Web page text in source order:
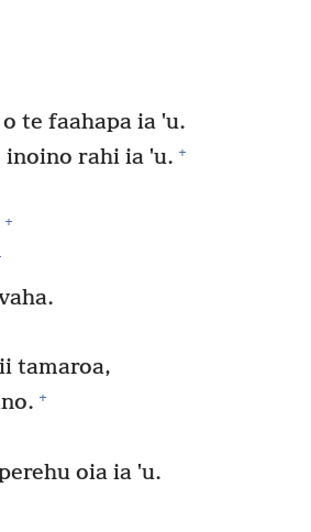
te faahapa ia ˈu.
rahi ia ˈu. +
+
tamaroa,
+
oia ia ˈu.